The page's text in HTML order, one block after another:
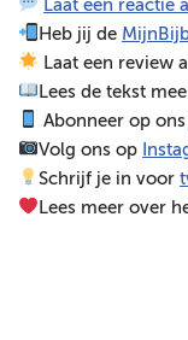
l
e
r
Laat een reactie
Heb jij de
Laat een review
Lees de tekst
Abonneer op
Volg ons op
Schrijf je in voor
Lees meer over